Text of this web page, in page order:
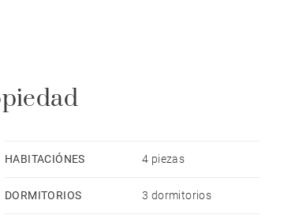
HABITACIÓNES 4 piezas
DORMITORIOS 3 dormitorios